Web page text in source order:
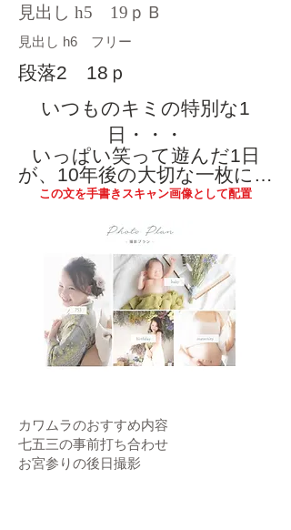
見出し h5 19ｐＢ
見出し h6 フリー
段落2 18ｐ
いつものキミの特別な1
日・・・
いっぱい笑って遊んだ1日
が、10年後の大切な一枚に…
この文を手書きスキャン画像として配置
カワムラのおすすめ内容
七五三の事前打ち合わせ
​お宮参りの後日撮影